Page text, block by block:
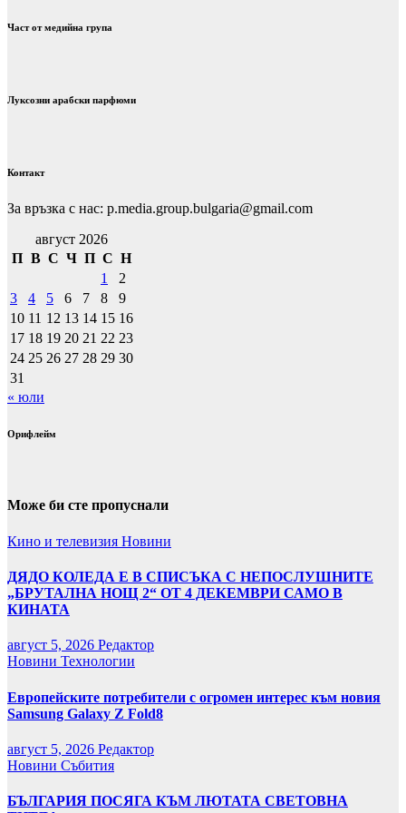
Част от медийна група
Луксозни арабски парфюми
Контакт
За връзка с нас: p.media.group.bulgaria@gmail.com
август 2026
П В С Ч П С Н
1
2
3
4 5 6 7 8
9
10 11 12 13 14 15 16
17 18 19 20 21 22 23
24 25 26 27 28 29 30
31
« юли
Орифлейм
Може би сте пропуснали
Кино и телевизия Новини
ДЯДО КОЛЕДА Е В СПИСЪКА С НЕПОСЛУШНИТЕ
„БРУТАЛНА НОЩ 2“ ОТ 4 ДЕКЕМВРИ САМО В
КИНАТА
август 5, 2026 Редактор
Новини Технологии
Европейските потребители с огромен интерес към новия
Samsung Galaxy Z Fold8
август 5, 2026 Редактор
Новини Събития
БЪЛГАРИЯ ПОСЯГА КЪМ ЛЮТАТА СВЕТОВНА